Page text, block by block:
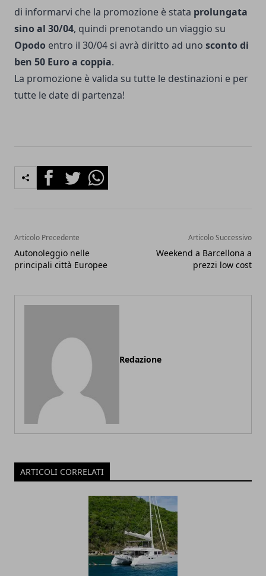
di informarvi che la promozione è stata prolungata
sino al 30/04, quindi prenotando un viaggio su
Opodo entro il 30/04 si avrà diritto ad uno sconto di
ben 50 Euro a coppia.
La promozione è valida su tutte le destinazioni e per
tutte le date di partenza!
FacebookTwitterWhatsapp
Articolo Precedente
Autonoleggio nelle
principali città Europee
Articolo Successivo
Weekend a Barcellona a
prezzi low cost
Redazione
ARTICOLI CORRELATI